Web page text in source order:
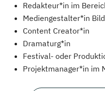
Redakteur*in im
Mediengestalter*in
Content Creator*in
Dramaturg*in
Festival- oder
Projektmanager*in im